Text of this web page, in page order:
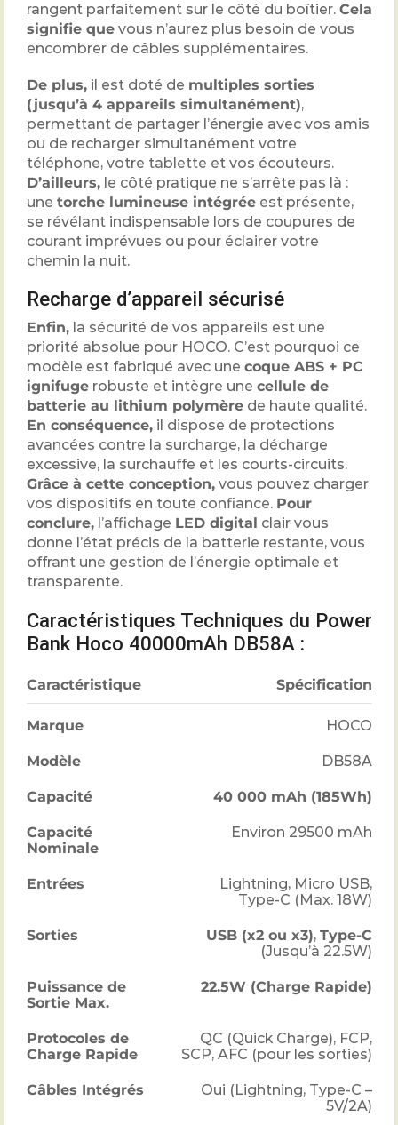
rangent parfaitement sur le côté du boîtier. Cela
signifie que vous n’aurez plus besoin de vous
encombrer de câbles supplémentaires.
De plus, il est doté de multiples sorties
(jusqu’à 4 appareils simultanément),
permettant de partager l’énergie avec vos amis
ou de recharger simultanément votre
téléphone, votre tablette et vos écouteurs.
D’ailleurs, le côté pratique ne s’arrête pas là :
une torche lumineuse intégrée est présente,
se révélant indispensable lors de coupures de
courant imprévues ou pour éclairer votre
chemin la nuit.
Recharge d’appareil sécurisé
Enfin, la sécurité de vos appareils est une
priorité absolue pour HOCO. C’est pourquoi ce
modèle est fabriqué avec une coque ABS + PC
ignifuge robuste et intègre une cellule de
batterie au lithium polymère de haute qualité.
En conséquence, il dispose de protections
avancées contre la surcharge, la décharge
excessive, la surchauffe et les courts-circuits.
Grâce à cette conception, vous pouvez charger
vos dispositifs en toute confiance. Pour
conclure, l’affichage LED digital clair vous
donne l’état précis de la batterie restante, vous
offrant une gestion de l’énergie optimale et
transparente.
Caractéristiques Techniques du Power
Bank Hoco 40000mAh DB58A :
Caractéristique Spécification
Marque HOCO
Modèle DB58A
Capacité 40 000 mAh (185Wh)
Capacité
Nominale
Environ 29500 mAh
Entrées
Lightning, Micro USB,
Type-C (Max. 18W)
Sorties USB (x2 ou x3), Type-C
(Jusqu’à 22.5W)
Puissance de
Sortie Max.
22.5W (Charge Rapide)
Protocoles de
Charge Rapide
QC (Quick Charge), FCP,
SCP, AFC (pour les sorties)
Câbles Intégrés
Oui (Lightning, Type-C –
5V/2A)